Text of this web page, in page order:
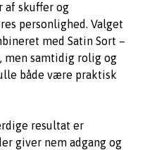
af skuffer og
personlighed. Valget
med Satin Sort –
men samtidig rolig og
både være praktisk
resultat er
giver nem adgang og